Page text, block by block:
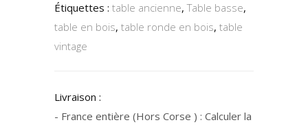
Étiquettes : table ancienne,Table basse,
table en bois, table ronde en bois, table
vintage
Livraison :
- France entière (Hors Corse ) : Calculer la